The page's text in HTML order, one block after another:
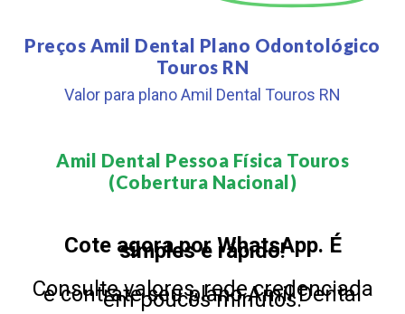
Preços Amil Dental Plano Odontológico
Touros RN
Valor para plano Amil Dental Touros RN
Amil Dental Pessoa Física Touros
(Cobertura Nacional)​
Cote agora por WhatsApp. É
simples e rápido!
Consulte valores, rede credenciada
e contrate seu plano Amil Dental
em poucos minutos.